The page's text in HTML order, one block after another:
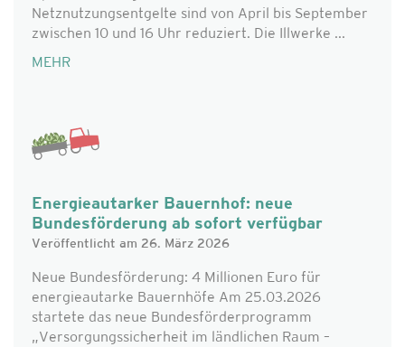
Netznutzungsentgelte sind von April bis September
zwischen 10 und 16 Uhr reduziert. Die Illwerke ...
MEHR
Energieautarker Bauernhof: neue
Bundesförderung ab sofort verfügbar
Veröffentlicht am 26. März 2026
Neue Bundesförderung: 4 Millionen Euro für
energieautarke Bauernhöfe Am 25.03.2026
startete das neue Bundesförderprogramm
„Versorgungssicherheit im ländlichen Raum –